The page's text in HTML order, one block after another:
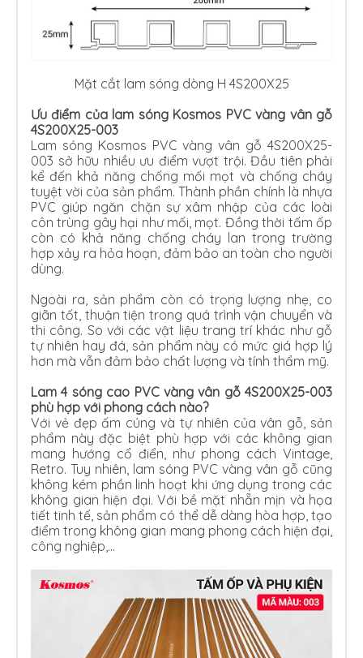
Mặt cắt lam sóng dòng H 4S200X25
Ưu điểm của lam sóng Kosmos PVC vàng vân gỗ
4S200X25-003
Lam sóng Kosmos PVC vàng vân gỗ 4S200X25-
003 sở hữu nhiều ưu điểm vượt trội. Đầu tiên phải
kể đến khả năng chống mối mọt và chống cháy
tuyệt vời của sản phẩm. Thành phần chính là nhựa
PVC giúp ngăn chặn sự xâm nhập của các loài
côn trùng gây hại như mối, mọt. Đồng thời tấm ốp
còn có khả năng chống cháy lan trong trường
hợp xảy ra hỏa hoạn, đảm bảo an toàn cho người
dùng.
Ngoài ra, sản phẩm còn có trọng lượng nhẹ, co
giãn tốt, thuận tiện trong quá trình vận chuyển và
thi công. So với các vật liệu trang trí khác như gỗ
tự nhiên hay đá, sản phẩm này có mức giá hợp lý
hơn mà vẫn đảm bảo chất lượng và tính thẩm mỹ.
Lam 4 sóng cao PVC vàng vân gỗ 4S200X25-003
phù hợp với phong cách nào?
Với vẻ đẹp ấm cúng và tự nhiên của vân gỗ, sản
phẩm này đặc biệt phù hợp với các không gian
mang hướng cổ điển, như phong cách Vintage,
Retro. Tuy nhiên, lam sóng PVC vàng vân gỗ cũng
không kém phần linh hoạt khi ứng dụng trong các
không gian hiện đại. Với bề mặt nhẵn mịn và họa
tiết tinh tế, sản phẩm có thể dễ dàng hòa hợp, tạo
điểm trong không gian mang phong cách hiện đại,
công nghiệp,…